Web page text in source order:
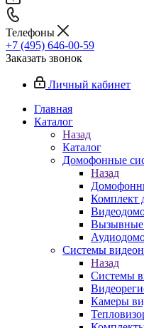
Телефоны
+7 (495) 646-00-59
Заказать звонок
Личный кабинет
Главная
Каталог
Назад
Каталог
Домофонные
Назад
Комплект
Вызывные
Системы
Назад
Системы
Камеры